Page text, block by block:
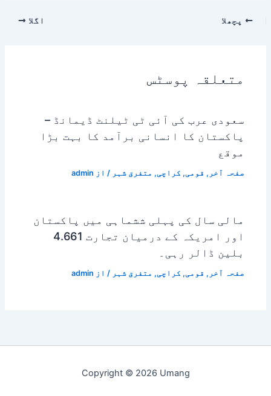
پچھلا اگلا
متعلقہ پوسٹس
سعودی عرب کی آئی ٹی ٹیلنٹ ڈیمانڈ –
پاکستان کا انسانی برآمد کا بہت بڑا
موقع
صفحہ آخر , قومی, کراچی, متفرق شہر / از admin
مالی سال کی پہلی ششماہی میں پاکستان
اور امریکہ کے درمیان تجارت 4.661
بلین ڈالر رہی۔
صفحہ آخر , قومی, کراچی, متفرق شہر / از admin
Copyright © 2026 Umang